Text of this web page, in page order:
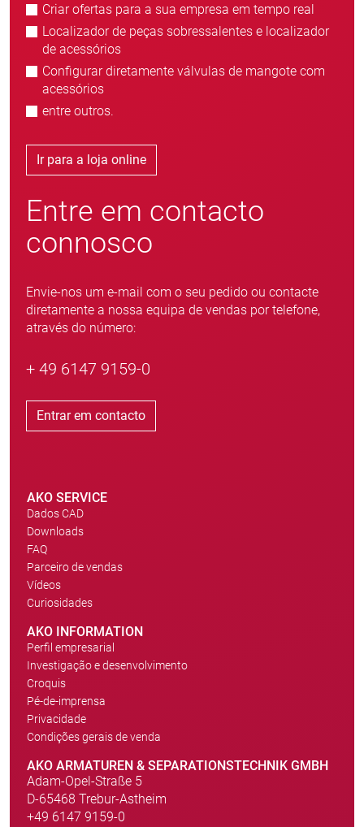
Criar ofertas para a sua empresa em tempo real
Localizador de peças sobressalentes e localizador
de acessórios
Configurar diretamente válvulas de mangote com
acessórios
entre outros.
Ir para a loja online
Entre em contacto
connosco
Envie-nos um e-mail com o seu pedido ou contacte
diretamente a nossa equipa de vendas por telefone,
através do número:
+ 49 6147 9159-0
Entrar em contacto
AKO SERVICE
Dados CAD
Downloads
FAQ
Parceiro de vendas
Vídeos
Curiosidades
AKO INFORMATION
Perfil empresarial
Investigação e desenvolvimento
Croquis
Pé-de-imprensa
Privacidade
Condições gerais de venda
AKO ARMATUREN & SEPARATIONSTECHNIK GMBH
Adam-Opel-Straße 5
D-65468 Trebur-Astheim
+49 6147 9159-0